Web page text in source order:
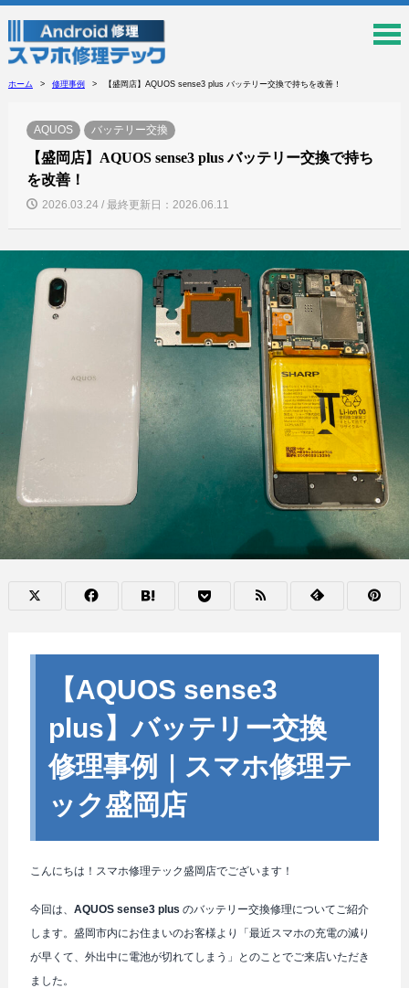
ホーム 修理事例 【盛岡店】AQUOS sense3 plus バッテリー交換で持ちを改善！
AQUOS バッテリー交換
【盛岡店】AQUOS sense3 plus バッテリー交換で持ち
を改善！
2026.03.24 / 最終更新日：2026.06.11
【AQUOS sense3
plus】バッテリー交換
修理事例｜スマホ修理テ
ック盛岡店
こんにちは！スマホ修理テック盛岡店でございます！
今回は、 AQUOS sense3 plus のバッテリー交換修理についてご紹介
します。盛岡市内にお住まいのお客様より「最近スマホの充電の減り
が早くて、外出中に電池が切れてしまう」とのことでご来店いただき
ました。